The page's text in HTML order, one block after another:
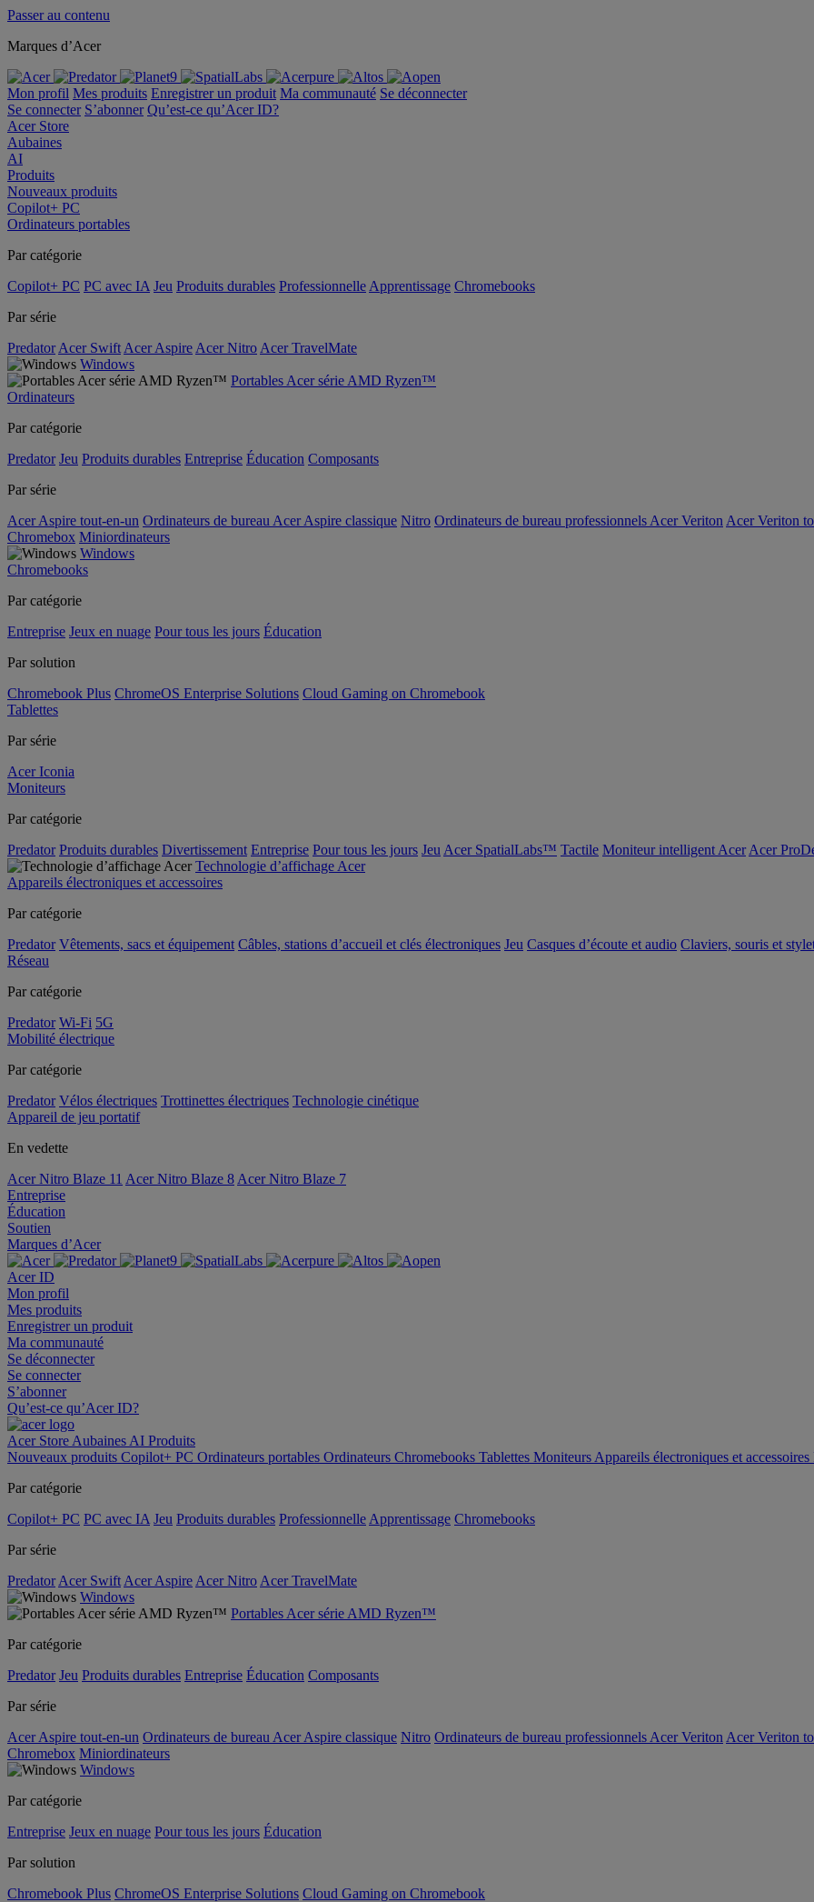
Passer au contenu
Marques d’Acer
Mon profil Mes produits Enregistrer un produit Ma communauté Se déconnecter
Se connecter S’abonner Qu’est-ce qu’Acer ID?
Acer Store
Aubaines
AI
Produits
Nouveaux produits
Copilot+ PC
Ordinateurs portables
Par catégorie
Copilot+ PC PC avec IA Jeu Produits durables Professionnelle Apprentissage Chromebooks
Par série
Predator Acer Swift Acer Aspire Acer Nitro Acer TravelMate
Windows
Portables Acer série AMD Ryzen™
Ordinateurs
Par catégorie
Predator Jeu Produits durables Entreprise Éducation Composants
Par série
Acer Aspire tout-en-un Ordinateurs de bureau Acer Aspire classique Nitro Ordinateurs de bureau professionnels Acer Veriton Acer Veriton
Chromebox Miniordinateurs
Windows
Chromebooks
Par catégorie
Entreprise Jeux en nuage Pour tous les jours Éducation
Par solution
Chromebook Plus ChromeOS Enterprise Solutions Cloud Gaming on Chromebook
Tablettes
Par série
Acer Iconia
Moniteurs
Par catégorie
Predator Produits durables Divertissement Entreprise Pour tous les jours Jeu Acer SpatialLabs™ Tactile Moniteur intelligent Acer Acer
Technologie d’affichage Acer
Appareils électroniques et accessoires
Par catégorie
Predator Vêtements, sacs et équipement Câbles, stations d’accueil et clés électroniques Jeu Casques d’écoute et audio Claviers, souris et
Réseau
Par catégorie
Predator Wi-Fi 5G
Mobilité électrique
Par catégorie
Predator Vélos électriques Trottinettes électriques Technologie cinétique
Appareil de jeu portatif
En vedette
Acer Nitro Blaze 11 Acer Nitro Blaze 8 Acer Nitro Blaze 7
Entreprise
Éducation
Soutien
Marques d’Acer
Acer ID
Mon profil
Mes produits
Enregistrer un produit
Ma communauté
Se déconnecter
Se connecter
S’abonner
Qu’est-ce qu’Acer ID?
Acer Store Aubaines AI Produits
Nouveaux produits Copilot+ PC Ordinateurs portables Ordinateurs Chromebooks Tablettes Moniteurs Appareils électroniques et accessoires
Par catégorie
Copilot+ PC PC avec IA Jeu Produits durables Professionnelle Apprentissage Chromebooks
Par série
Predator Acer Swift Acer Aspire Acer Nitro Acer TravelMate
Windows
Portables Acer série AMD Ryzen™
Par catégorie
Predator Jeu Produits durables Entreprise Éducation Composants
Par série
Acer Aspire tout-en-un Ordinateurs de bureau Acer Aspire classique Nitro Ordinateurs de bureau professionnels Acer Veriton Acer Veriton
Chromebox Miniordinateurs
Windows
Par catégorie
Entreprise Jeux en nuage Pour tous les jours Éducation
Par solution
Chromebook Plus ChromeOS Enterprise Solutions Cloud Gaming on Chromebook